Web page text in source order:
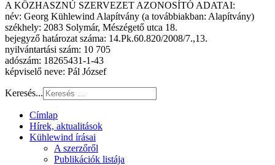
A KÖZHASZNÚ SZERVEZET AZONOSÍTÓ ADATAI:
név: Georg Kühlewind Alapítvány (a továbbiakban: Alapítvány)
székhely: 2083 Solymár, Mészégető utca 18.
bejegyző határozat száma: 14.Pk.60.820/2008/7.,13.
nyilvántartási szám: 10 705
adószám: 18265431-1-43
képviselő neve: Pál József
Keresés...
Címlap
Hírek, aktualitások
Kühlewind írásai
A szerzőről
Publikációk listája